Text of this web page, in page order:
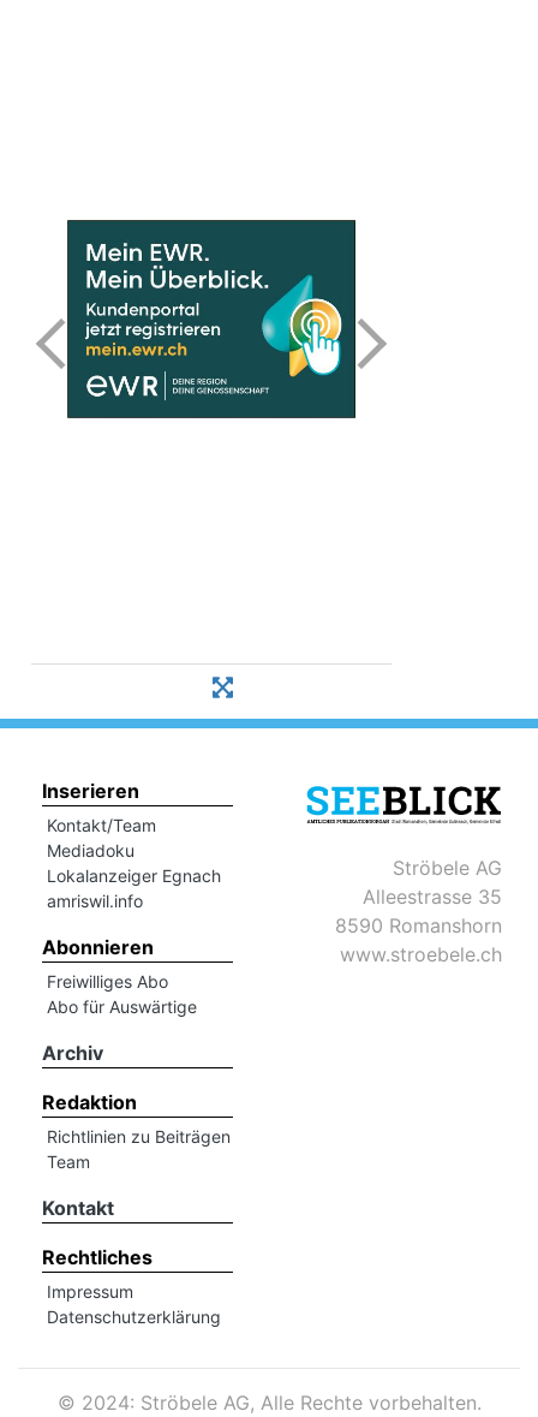
Inserieren
Kontakt/Team
Mediadoku
Lokalanzeiger Egnach
amriswil.info
Abonnieren
Freiwilliges Abo
Abo für Auswärtige
Archiv
Redaktion
Richtlinien zu Beiträgen
Team
Kontakt
Rechtliches
Impressum
Datenschutzerklärung
Ströbele AG
Alleestrasse 35
8590 Romanshorn
www.stroebele.ch
© 2024: Ströbele AG, Alle Rechte vorbehalten.